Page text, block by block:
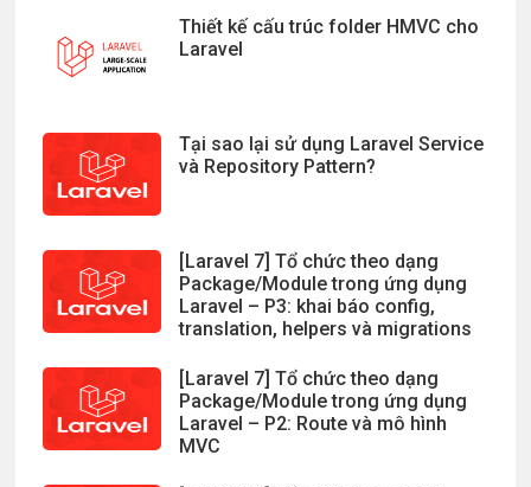
Thiết kế cấu trúc folder HMVC cho
Laravel
Tại sao lại sử dụng Laravel Service
và Repository Pattern?
[Laravel 7] Tổ chức theo dạng
Package/Module trong ứng dụng
Laravel – P3: khai báo config,
translation, helpers và migrations
[Laravel 7] Tổ chức theo dạng
Package/Module trong ứng dụng
Laravel – P2: Route và mô hình
MVC